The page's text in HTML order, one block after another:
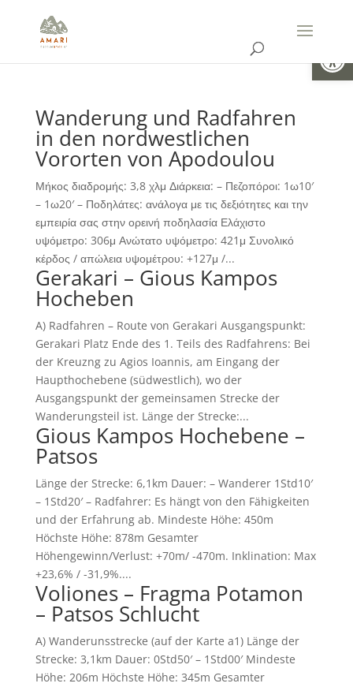
Wanderung und Radfahren
in den nordwestlichen
Vororten von Apodoulou
Μήκος διαδρομής: 3,8 χλμ Διάρκεια: – Πεζοπόροι: 1ω10′
– 1ω20′ – Ποδηλάτες: ανάλογα με τις δεξιότητες και την
εμπειρία σας στην ορεινή ποδηλασία Ελάχιστο
υψόμετρο: 306μ Ανώτατο υψόμετρο: 421μ Συνολικό
κέρδος / απώλεια υψομέτρου: +127μ /...
Gerakari – Gious Kampos
Hocheben
A) Radfahren – Route von Gerakari Ausgangspunkt:
Gerakari Platz Ende des 1. Teils des Radfahrens: Bei
der Kreuzng zu Agios Ioannis, am Eingang der
Haupthochebene (südwestlich), wo der
Ausgangspunkt der gemeinsamen Strecke der
Wanderungsteil ist. Länge der Strecke:...
Gious Kampos Hochebene –
Patsos
Länge der Strecke: 6,1km Dauer: – Wanderer 1Std10′
– 1Std20′ – Radfahrer: Es hängt von den Fähigkeiten
und der Erfahrung ab. Mindeste Höhe: 450m
Höchste Höhe: 878m Gesamter
Höhengewinn/Verlust: +70m/ -470m. Inklination: Max
+23,6% / -31,9%....
Voliones – Fragma Potamon
– Patsos Schlucht
A) Wanderunsstrecke (auf der Karte a1) Länge der
Strecke: 3,1km Dauer: 0Std50′ – 1Std00′ Mindeste
Höhe: 206m Höchste Höhe: 345m Gesamter